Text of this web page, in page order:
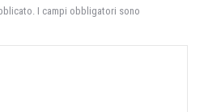
I campi obbligatori sono